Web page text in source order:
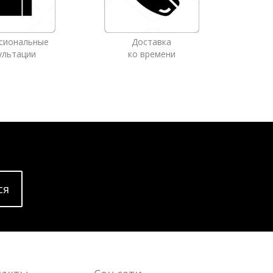
Доставка
ко времени